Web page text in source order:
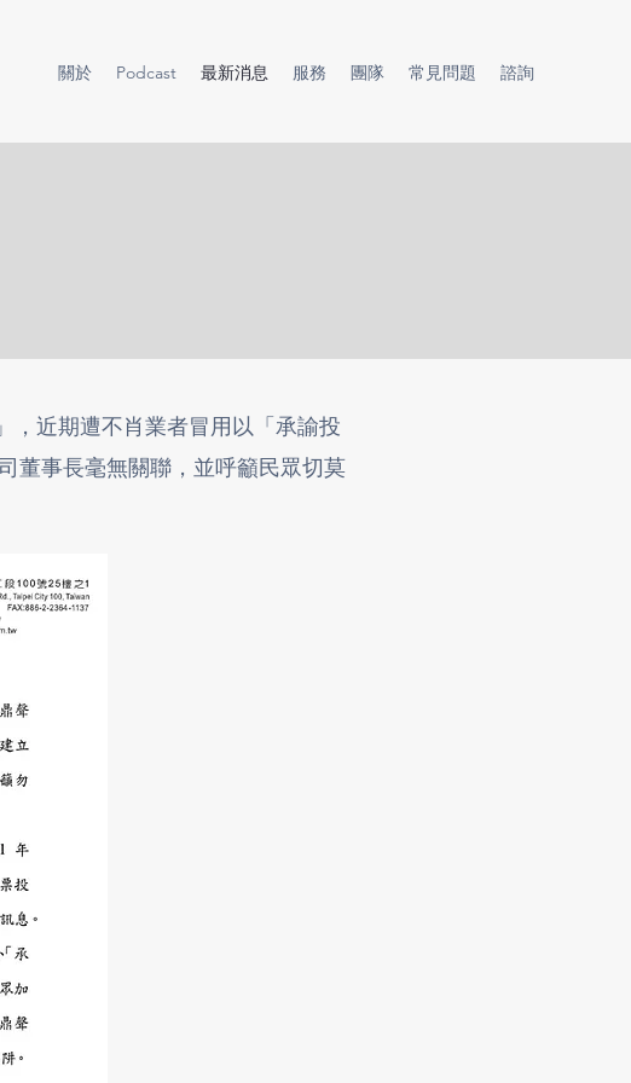
關於 Podcast 最新消息 服務 團隊 常見問題 諮詢
，近期遭不肖業者冒用以「承諭投
董事長毫無關聯，並呼籲民眾切莫